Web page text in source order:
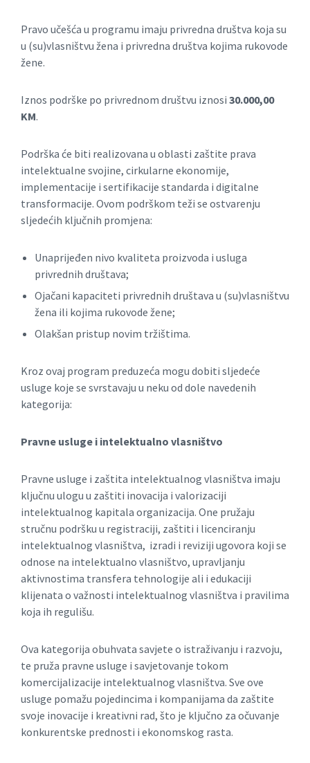
Pravo učešća u programu imaju privredna društva koja su
u (su)vlasništvu žena i privredna društva kojima rukovode
žene.
Iznos podrške po privrednom društvu iznosi 30.000,00
KM.
Podrška će biti realizovana u oblasti zaštite prava
intelektualne svojine, cirkularne ekonomije,
implementacije i sertifikacije standarda i digitalne
transformacije. Ovom podrškom teži se ostvarenju
sljedećih ključnih promjena:
Unaprijeđen nivo kvaliteta proizvoda i usluga
privrednih društava;
Ojačani kapaciteti privrednih društava u (su)vlasništvu
žena ili kojima rukovode žene;
Olakšan pristup novim tržištima.
Kroz ovaj program preduzeća mogu dobiti sljedeće
usluge koje se svrstavaju u neku od dole navedenih
kategorija:
Pravne usluge i intelektualno vlasništvo
Pravne usluge i zaštita intelektualnog vlasništva imaju
ključnu ulogu u zaštiti inovacija i valorizaciji
intelektualnog kapitala organizacija. One pružaju
stručnu podršku u registraciji, zaštiti i licenciranju
intelektualnog vlasništva, izradi i reviziji ugovora koji se
odnose na intelektualno vlasništvo, upravljanju
aktivnostima transfera tehnologije ali i edukaciji
klijenata o važnosti intelektualnog vlasništva i pravilima
koja ih regulišu.
Ova kategorija obuhvata savjete o istraživanju i razvoju,
te pruža pravne usluge i savjetovanje tokom
komercijalizacije intelektualnog vlasništva. Sve ove
usluge pomažu pojedincima i kompanijama da zaštite
svoje inovacije i kreativni rad, što je ključno za očuvanje
konkurentske prednosti i ekonomskog rasta.